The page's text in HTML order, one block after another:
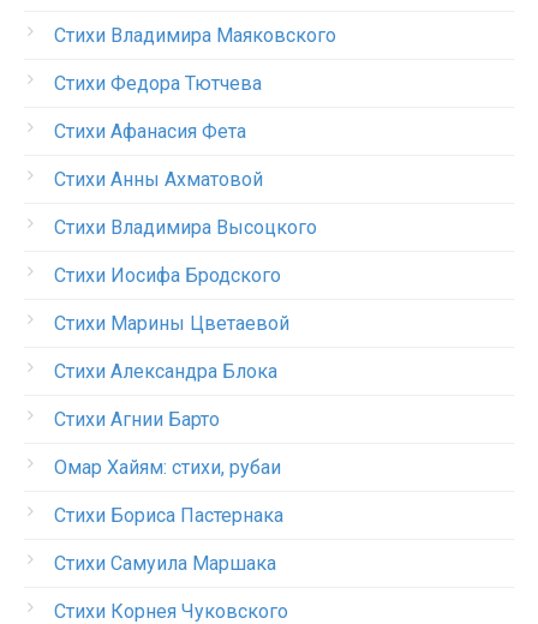
Стихи Владимира Маяковского
Стихи Федора Тютчева
Стихи Афанасия Фета
Стихи Анны Ахматовой
Стихи Владимира Высоцкого
Стихи Иосифа Бродского
Стихи Марины Цветаевой
Стихи Александра Блока
Стихи Агнии Барто
Омар Хайям: стихи, рубаи
Стихи Бориса Пастернака
Стихи Самуила Маршака
Стихи Корнея Чуковского